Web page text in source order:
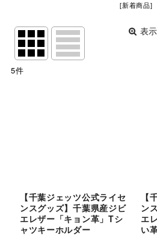
[新着商品]
表
表示数
5件
【千葉ジェッツ公式ライセ
ンスグッズ】千葉県産ジビ
エレザー「キョン革」Tシ
ャツキーホルダー
【
ン
エ
い